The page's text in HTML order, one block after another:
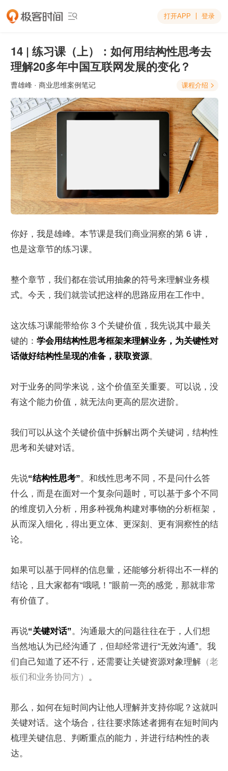
 打开APP 登录
14 | 练习课（上）：如何用结构性思考去
理解20多年中国互联网发展的变化？
曹雄峰 · 商业思维案例笔记 课程介绍 
你好，我是雄峰。本节课是我们商业洞察的第 6 讲，
也是这章节的练习课。
整个章节，我们都在尝试用抽象的符号来理解业务模
式。今天，我们就尝试把这样的思路应用在工作中。
这次练习课能带给你 3 个关键价值，我先说其中最关
键的： 学会用结构性思考框架来理解业务，为关键性对
话做好结构性呈现的准备，获取资源。
对于业务的同学来说，这个价值至关重要。可以说，没
有这个能力价值，就无法向更高的层次进阶。
我们可以从这个关键价值中拆解出两个关键词，结构性
思考和关键对话。
先说“结构性思考”。和线性思考不同，不是问什么答
什么，而是在面对一个复杂问题时，可以基于多个不同
的维度切入分析，用多种视角构建对事物的分析框架，
从而深入细化，得出更立体、更深刻、更有洞察性的结
论。
如果可以基于同样的信息量，还能够分析得出不一样的
结论，且大家都有“哦吼！”眼前一亮的感觉，那就非常
有价值了。
再说“关键对话”。沟通最大的问题往往在于，人们想
当然地认为已经沟通了，但却经常进行“无效沟通”。我
们自己知道了还不行，还需要让关键资源对象理解 （老
板们和业务协同方）
。
那么，如何在短时间内让他人理解并支持你呢？这就叫
关键对话。这个场合，往往要求陈述者拥有在短时间内
梳理关键信息、判断重点的能力，并进行结构性的表
达。